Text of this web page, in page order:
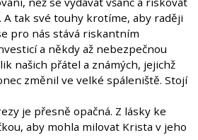
tak své touhy krotíme, aby raději
pro nás stává riskantním
a někdy až nebezpečnou
našich přátel a známých, jejichž
změnil ve velké spáleniště. Stojí
je přesně opačná. Z lásky ke
aby mohla milovat Krista v jeho